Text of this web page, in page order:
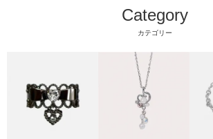
Category
カテゴリー